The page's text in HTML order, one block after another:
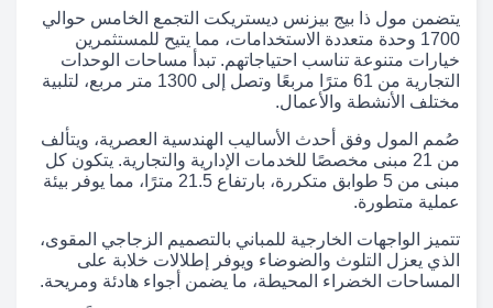
يتضمن مول ذا بيج بيزنس ديستريكت التجمع الخامس حوالي
1700 وحدة متعددة الاستخدامات، مما يتيح للمستثمرين
خيارات متنوعة تناسب احتياجاتهم. تبدأ مساحات الوحدات
التجارية من 61 مترًا مربعًا وتصل إلى 1300 متر مربع، لتلبية
مختلف الأنشطة والأعمال.
صُمم المول وفق أحدث الأساليب الهندسية العصرية، ويتألف
من 21 مبنى مخصصًا للخدمات الإدارية والتجارية. يتكون كل
مبنى من 5 طوابق متكررة، بارتفاع 21.5 مترًا، مما يوفر بيئة
عملية متطورة.
تتميز الواجهات الخارجية للمباني بالتصميم الزجاجي المقوى،
الذي يعزل التلوث والضوضاء ويوفر إطلالات خلابة على
المساحات الخضراء المحيطة، ما يضمن أجواء هادئة ومريحة.